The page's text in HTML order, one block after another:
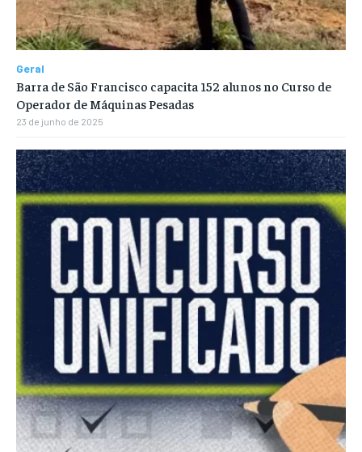
Geral
Barra de São Francisco capacita 152 alunos no Curso de
Operador de Máquinas Pesadas
23 de junho de 2025